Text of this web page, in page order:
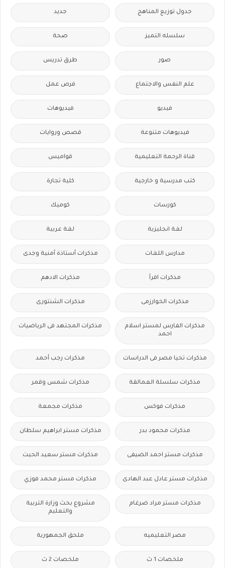
جدول توزيع المناهج جديد
سلسله التميز صحة
صور طرق تدريس
علم النفس والاجتماع فرص عمل
فيديو فيديوهات
فيديوهات متنوعة قصص وروايات
قناة الرحمة التعليمية قواميس
كتب مدرسية و خارجية كلية تجارة
كورسات كوميك
لغة انجليزية لغة عربية
مدارس اللغات مذكرات أستاذة أمنية وجدى
مذكرات اقرأ مذكرات الادهم
مذكرات الخوارزمى مذكرات الشنتورى
مذكرات الفارس لمستر اسلام
احمد
مذكرات المجتهد فى الرياضيات
مذكرات تحيا مصر فى الدراسات مذكرات رجب أحمد
مذكرات سلسلة العمالقة مذكرات شمس وقمر
مذكرات فوكس مذكرات مجمعة
مذكرات محمود بدر مذكرات مستر ابراهيم سلطان
مذكرات مستر احمد الضيفى مذكرات مستر سعيد الحيت
مذكرات مستر عادل عبد الهادى مذكرات مستر محمد فوزي
مذكرات مستر مراد ضرغام
مشروع بحث وزارة التربية
والتعليم
مصر التعليميه ملحق الجمهورية
ملخصات 1 ث ملخصات 2 ث